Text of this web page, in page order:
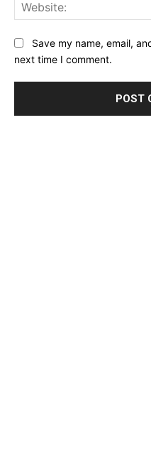
Save my name, email,
next time I comment.